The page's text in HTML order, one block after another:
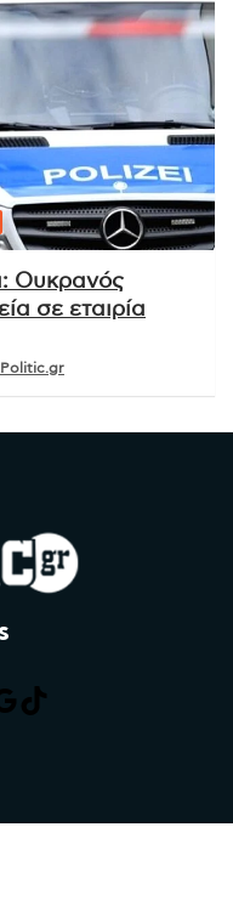
Ουκρανός
σε εταιρία
Politic.gr
TikTok